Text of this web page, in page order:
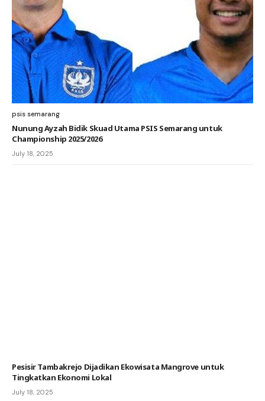
psis semarang
Nunung Ayzah Bidik Skuad Utama PSIS Semarang untuk
Championship 2025/2026
July 18, 2025
Pesisir Tambakrejo Dijadikan Ekowisata Mangrove untuk
Tingkatkan Ekonomi Lokal
July 18, 2025